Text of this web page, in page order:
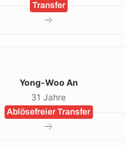
Transfer
Yong-Woo An
31 Jahre
Ablösefreier Transfer